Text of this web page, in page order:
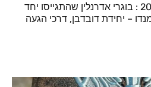
סוף מסלול דובדבן מאי 2026 : בוגרי אדרנלין שהתגייסו יחד
– יחידת דובדבן, דרכי הגעה